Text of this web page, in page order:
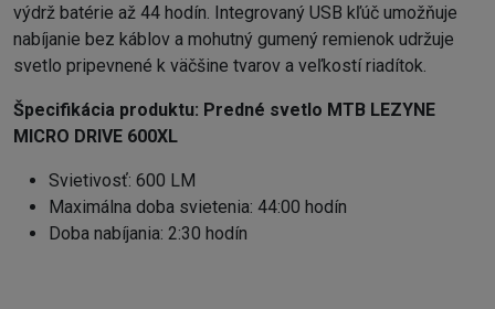
výdrž batérie až 44 hodín. Integrovaný USB kľúč umožňuje
nabíjanie bez káblov a mohutný gumený remienok udržuje
svetlo pripevnené k väčšine tvarov a veľkostí riadítok.
Špecifikácia produktu: Predné svetlo MTB LEZYNE
MICRO DRIVE 600XL
Svietivosť: 600 LM
Maximálna doba svietenia: 44:00 hodín
Doba nabíjania: 2:30 hodín